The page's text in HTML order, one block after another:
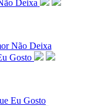
Não Deixa
Eu Gosto